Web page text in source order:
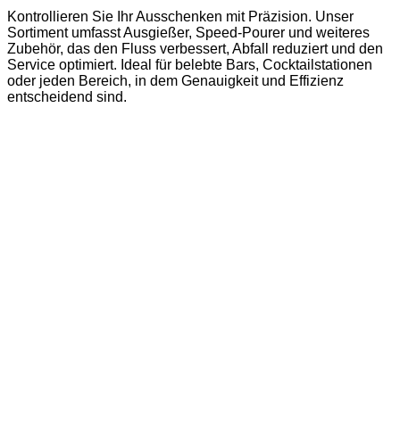
Kontrollieren Sie Ihr Ausschenken mit Präzision. Unser
Sortiment umfasst Ausgießer, Speed-Pourer und weiteres
Zubehör, das den Fluss verbessert, Abfall reduziert und den
Service optimiert. Ideal für belebte Bars, Cocktailstationen
oder jeden Bereich, in dem Genauigkeit und Effizienz
entscheidend sind.